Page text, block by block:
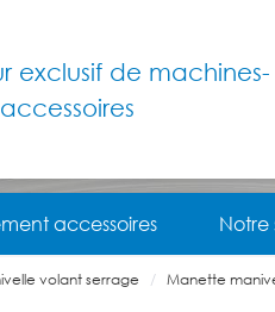
exclusif de machines-
accessoires Notre
volant serrage
Manette